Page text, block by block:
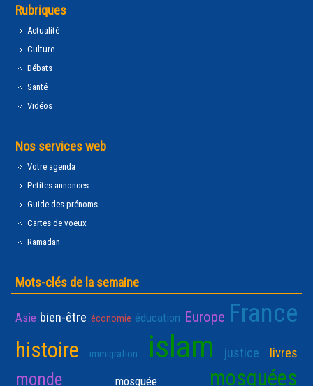
Rubriques
Actualité
Culture
Débats
Santé
Vidéos
Nos services web
Votre agenda
Petites annonces
Guide des prénoms
Cartes de voeux
Ramadan
Mots-clés de la semaine
Asie bien-être économie éducation Europe France
histoire immigration islam justice livres
monde mosquée mosquées